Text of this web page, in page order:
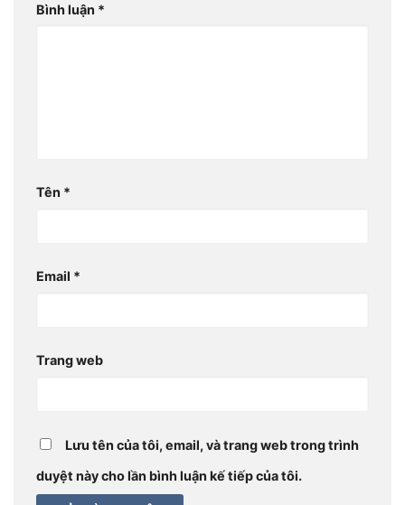
Bình luận *
Tên *
Email *
Trang web
Lưu tên của tôi, email, và trang web trong trình
duyệt này cho lần bình luận kế tiếp của tôi.